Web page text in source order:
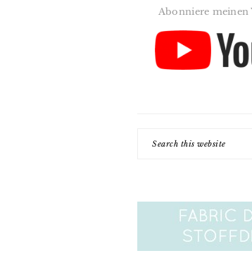
Abonniere meinen